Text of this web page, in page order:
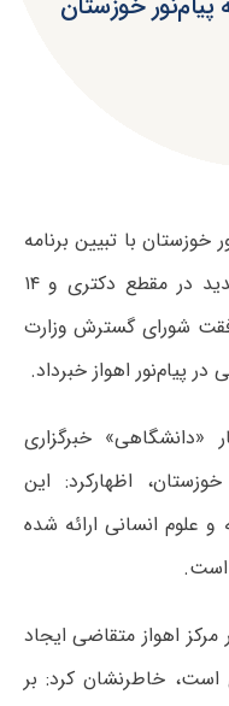
با تبیین برنامه
دانشگاه برای راه‌اندازی یک رشته جدید در مقطع دکتری و ۱۴
شورای گسترش وزارت
پیام‌نور اهواز خبرداد.
«دانشگاهی» خبرگزاری
اظهارکرد: این
علوم انسانی ارائه شده‌
است.
مرکز اهواز متقاضی ایجاد
است، خاطرنشان کرد: بر